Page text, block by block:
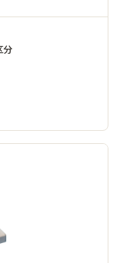
分